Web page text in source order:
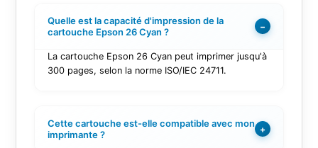
Quelle est la capacité d'impression de la
cartouche Epson 26 Cyan ?
−
La cartouche Epson 26 Cyan peut imprimer jusqu'à
300 pages, selon la norme ISO/IEC 24711.
Cette cartouche est-elle compatible avec mon
imprimante ?
+